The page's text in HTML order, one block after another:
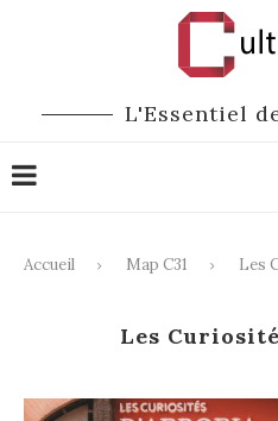
L'Essentiel
Accueil Map C31 Les
Les